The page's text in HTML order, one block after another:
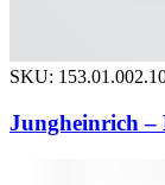
SKU:
Jungheinrich –